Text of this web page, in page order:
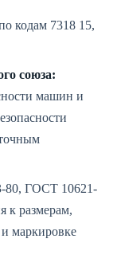
кодам 7318 15,
союза:
машин и
80, ГОСТ 10621-
к размерам,
маркировке